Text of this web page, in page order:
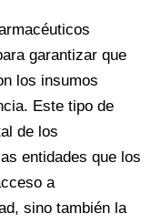
garantizar que
los insumos
Este tipo de
de los
entidades que los
a
sino también la